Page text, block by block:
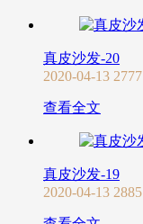
真皮沙发-20
2020-04-13 2777
查看全文
真皮沙发-19
2020-04-13 2885